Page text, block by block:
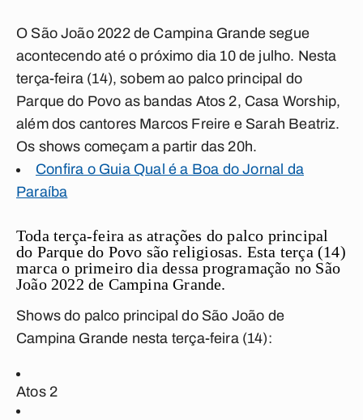
O São João 2022 de Campina Grande segue
acontecendo até o próximo dia 10 de julho. Nesta
terça-feira (14), sobem ao palco principal do
Parque do Povo as bandas Atos 2, Casa Worship,
além dos cantores Marcos Freire e Sarah Beatriz.
Os shows começam a partir das 20h.
Confira o Guia Qual é a Boa do Jornal da
Paraíba
Toda terça-feira as atrações do palco principal
do Parque do Povo são religiosas. Esta terça (14)
marca o primeiro dia dessa programação no São
João 2022 de Campina Grande.
Shows do palco principal do São João de
Campina Grande nesta terça-feira (14):
Atos 2